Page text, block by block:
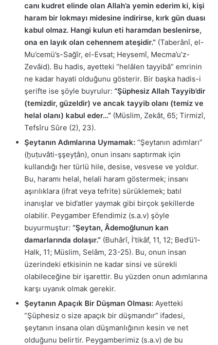
canı kudret elinde olan Allah’a yemin ederim ki, kişi
haram bir lokmayı midesine indirirse, kırk gün duası
kabul olmaz. Hangi kulun eti haramdan beslenirse,
ona en layık olan cehennem ateşidir.” (Taberânî, el-
Mu’cemü’s-Sağîr, el-Evsat; Heysemî, Mecma’u’z-
Zevâid). Bu hadis, ayetteki “helâlen tayyibâ” emrinin
ne kadar hayati olduğunu gösterir. Bir başka hadis-i
şerifte ise şöyle buyrulur: “Şüphesiz Allah Tayyib’dir
(temizdir, güzeldir) ve ancak tayyib olanı (temiz ve
helal olanı) kabul eder…” (Müslim, Zekât, 65; Tirmizî,
Tefsîru Sûre (2), 23).
Şeytanın Adımlarına Uymamak: “Şeytanın adımları”
(ḫuṭuvâti-şşeyṭân), onun insanı saptırmak için
kullandığı her türlü hile, desise, vesvese ve yoldur.
Bu, haramı helal, helali haram göstermek; insanı
aşırılıklara (ifrat veya tefrite) sürüklemek; batıl
inanışlar ve bid’atler yaymak gibi birçok şekillerde
olabilir. Peygamber Efendimiz (s.a.v) şöyle
buyurmuştur: “Şeytan, Âdemoğlunun kan
damarlarında dolaşır.” (Buhârî, İ’tikâf, 11, 12; Bed’ü’l-
Halk, 11; Müslim, Selâm, 23-25). Bu, onun insan
üzerindeki etkisinin ne kadar sinsi ve sürekli
olabileceğine bir işarettir. Bu yüzden onun adımlarına
karşı uyanık olmak gerekir.
Şeytanın Apaçık Bir Düşman Olması: Ayetteki
“Şüphesiz o size apaçık bir düşmandır” ifadesi,
şeytanın insana olan düşmanlığının kesin ve net
olduğunu belirtir. Peygamberimiz (s.a.v) de bu